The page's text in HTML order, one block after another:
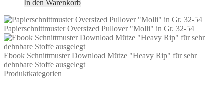
In den Warenkorb
Papierschnittmuster Oversized Pullover "Molli" in Gr. 32-54
Ebook Schnittmuster Download Mütze "Heavy Rip" für sehr
dehnbare Stoffe ausgelegt
Produktkategorien